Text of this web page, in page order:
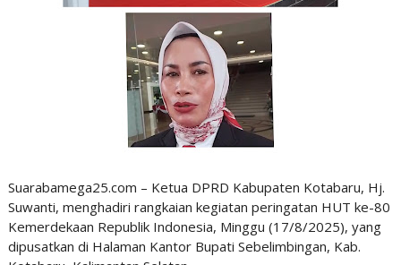
Suarabamega25.com – Ketua DPRD Kabupaten Kotabaru, Hj.
Suwanti, menghadiri rangkaian kegiatan peringatan HUT ke-80
Kemerdekaan Republik Indonesia, Minggu (17/8/2025), yang
dipusatkan di Halaman Kantor Bupati Sebelimbingan, Kab.